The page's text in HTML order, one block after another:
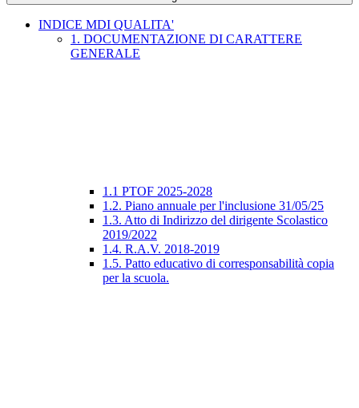
INDICE MDI QUALITA'
1. DOCUMENTAZIONE DI CARATTERE
GENERALE
1.1 PTOF 2025-2028
1.2. Piano annuale per l'inclusione 31/05/25
1.3. Atto di Indirizzo del dirigente Scolastico
2019/2022
1.4. R.A.V. 2018-2019
1.5. Patto educativo di corresponsabilità copia
per la scuola.